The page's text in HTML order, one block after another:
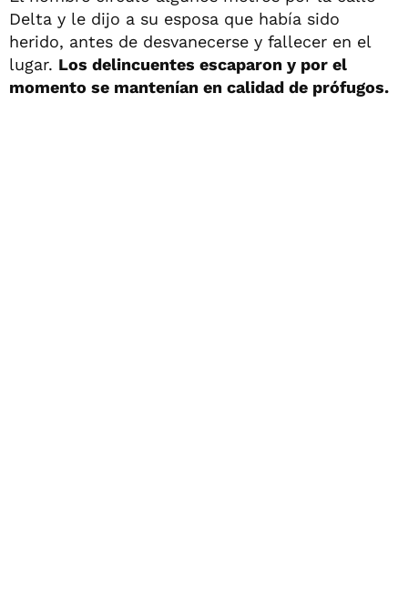
Delta y le dijo a su esposa que había sido
herido, antes de desvanecerse y fallecer en el
lugar. Los delincuentes escaparon y por el
momento se mantenían en calidad de prófugos.